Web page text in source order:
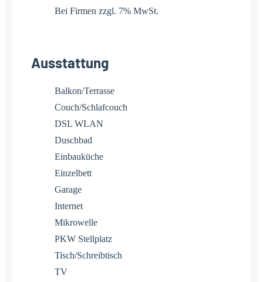
Bei Firmen zzgl. 7% MwSt.
Ausstattung
Balkon/Terrasse
Couch/Schlafcouch
DSL WLAN
Duschbad
Einbauküche
Einzelbett
Garage
Internet
Mikrowelle
PKW Stellplatz
Tisch/Schreibtisch
TV